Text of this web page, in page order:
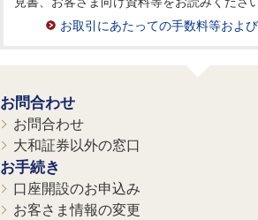
お取引にあたっての手数料等およ
お問合わせ
お問合わせ
大和証券以外の窓口
お手続き
口座開設のお申込み
お客さま情報の変更